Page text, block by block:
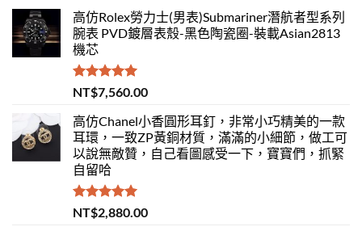
高仿Rolex勞力士(男表)Submariner潛航者型系列
腕表 PVD鍍層表殼-黑色陶瓷圈-裝載Asian2813
機芯
評分 5.00
滿分 5
NT$7,560.00
高仿Chanel小香圓形耳釘，非常小巧精美的一款
耳環，一致ZP黃銅材質，滿滿的小細節，做工可
以說無敵贊，自己看圖感受一下，寶寶們，抓緊
自留哈
評分 5.00
滿分 5
NT$2,880.00